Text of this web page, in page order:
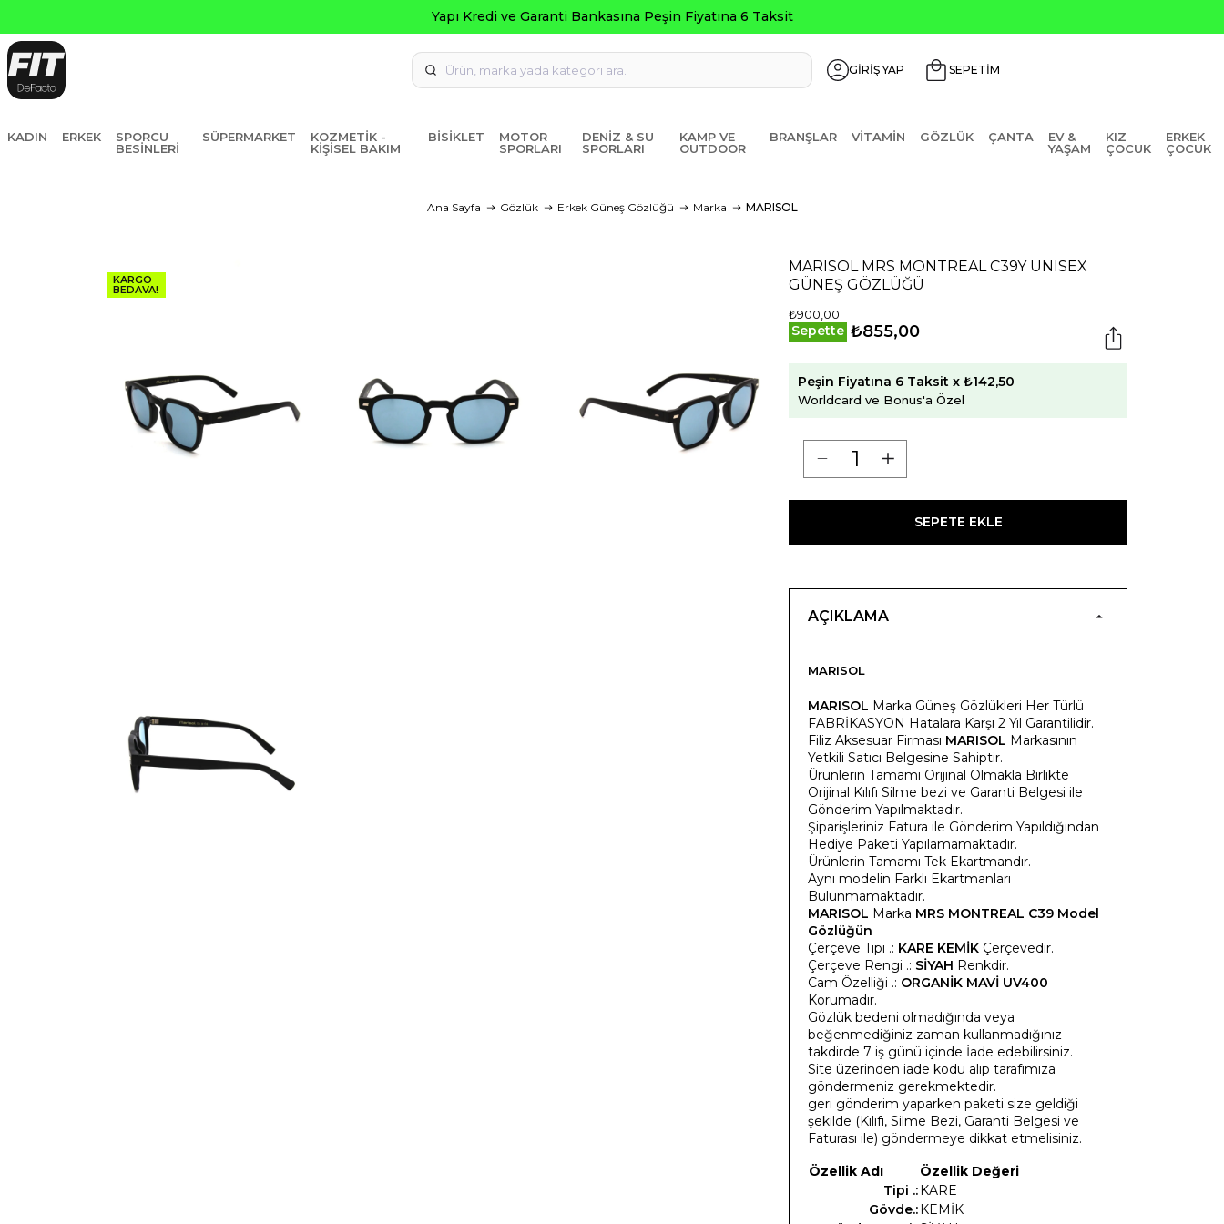
GİRİŞ YAP SEPETİM
KADIN ERKEK
SPORCU
BESINLERI
SÜPERMARKET
KOZMETIK -
KIŞISEL BAKIM
BISIKLET
MOTOR
SPORLARI
DENIZ & SU
SPORLARI
KAMP VE
OUTDOOR
BRANŞLAR VITAMIN GÖZLÜK ÇANTA
EV &
YAŞAM
KIZ
ÇOCUK
ERKEK
ÇOCUK
Ana Sayfa Gözlük Erkek Güneş Gözlüğü Marka MARISOL
KARGO
BEDAVA!
MARISOL MRS MONTREAL C39Y UNISEX
GÜNEŞ GÖZLÜĞÜ
₺900,00
Sepette ₺855,00
Peşin Fiyatına 6 Taksit x ₺142,50
Worldcard ve Bonus'a Özel
SEPETE EKLE
AÇIKLAMA
MARISOL
MARISOL Marka Güneş Gözlükleri Her Türlü
FABRİKASYON Hatalara Karşı 2 Yıl Garantilidir.
Filiz Aksesuar Firması MARISOL Markasının
Yetkili Satıcı Belgesine Sahiptir.
Ürünlerin Tamamı Orijinal Olmakla Birlikte
Orijinal Kılıfı Silme bezi ve Garanti Belgesi ile
Gönderim Yapılmaktadır.
Şiparişleriniz Fatura ile Gönderim Yapıldığından
Hediye Paketi Yapılamamaktadır.
Ürünlerin Tamamı Tek Ekartmandır.
Aynı modelin Farklı Ekartmanları
Bulunmamaktadır.
MARISOL Marka MRS MONTREAL C39 Model
Gözlüğün
Çerçeve Tipi .: KARE KEMİK Çerçevedir.
Çerçeve Rengi .: SİYAH Renkdir.
Cam Özelliği .: ORGANİK MAVİ UV400
Korumadır.
Gözlük bedeni olmadığında veya
beğenmediğiniz zaman kullanmadığınız
takdirde 7 iş günü içinde İade edebilirsiniz.
Site üzerinden iade kodu alıp tarafımıza
göndermeniz gerekmektedir.
geri gönderim yaparken paketi size geldiği
şekilde (Kılıfı, Silme Bezi, Garanti Belgesi ve
Faturası ile) göndermeye dikkat etmelisiniz.
Özellik Adı
Özellik Değeri
Tipi .:KARE
Gövde.:KEMİK